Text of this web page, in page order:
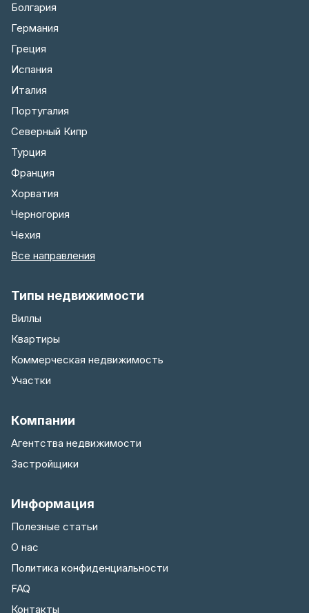
Болгария
Германия
Греция
Испания
Италия
Португалия
Северный Кипр
Турция
Франция
Хорватия
Черногория
Чехия
Все направления
Типы недвижимости
Виллы
Квартиры
Коммерческая недвижимость
Участки
Компании
Агентства недвижимости
Застройщики
Информация
Полезные статьи
О нас
Политика конфиденциальности
FAQ
Контакты